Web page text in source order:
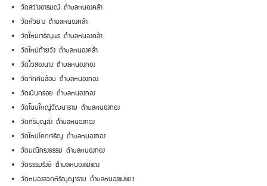
วัดสว่างอารมณ์ ตำบลหนองคล้า
วัดหัวยาง ตำบลหนองคล้า
วัดใหม่เจริญพร ตำบลหนองคล้า
วัดใหม่ท้ายวัง ตำบลหนองคล้า
วัดงิ้วสองนาง ตำบลหนองทอง
วัดจิกคันซ้อน ตำบลหนองทอง
วัดเนินกรอย ตำบลหนองทอง
วัดโนนใหญ่วัฒนาราม ตำบลหนองทอง
วัดศรีบุญส่ง ตำบลหนองทอง
วัดใหม่โคกเจริญ ตำบลหนองทอง
วัดมณีทรงธรรม ตำบลหนองทอง
วัดธรรมรังษี ตำบลหนองแม่แตง
วัดหนองลวกหิรัญญาราม ตำบลหนองแม่แตง